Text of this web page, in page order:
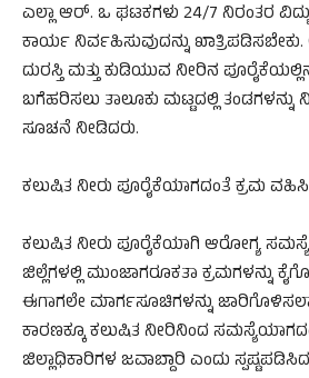
ಎಲ್ಲಾ ಆರ್. ಒ ಘಟಕಗಳು 24/7 ನಿರಂತರ
ಕಾರ್ಯ ನಿರ್ವಹಿಸುವುದನ್ನು
ದುರಸ್ತಿ ಮತ್ತು ಕುಡಿಯುವ ನೀರಿನ
ಬಗೆಹರಿಸಲು ತಾಲೂಕು ಮಟ್ಟದಲ್ಲಿ
ಸೂಚನೆ ನೀಡಿದರು.
ಕಲುಷಿತ ನೀರು ಪೂರೈಕೆಯಾಗದಂತೆ ಕ್ರಮ ವಹಿಸಿ
ಕಲುಷಿತ ನೀರು ಪೂರೈಕೆಯಾಗಿ ಆರೋಗ್ಯ
ಜಿಲ್ಲೆಗಳಲ್ಲಿ ಮುಂಜಾಗರೂಕತಾ ಕ್ರಮಗಳನ್ನು
ಈಗಾಗಲೇ ಮಾರ್ಗಸೂಚಿಗಳನ್ನು
ಕಾರಣಕ್ಕೂ ಕಲುಷಿತ ನೀರಿನಿಂದ
ಜಿಲ್ಲಾಧಿಕಾರಿಗಳ ಜವಾಬ್ದಾರಿ ಎಂದು